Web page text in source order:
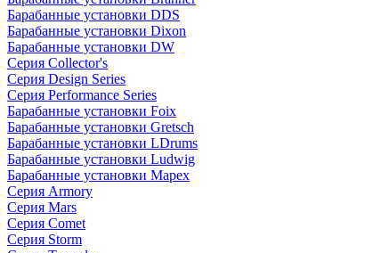
Барабанные установки DDS
Барабанные установки Dixon
Барабанные установки DW
Серия Collector's
Серия Design Series
Серия Performance Series
Барабанные установки Foix
Барабанные установки Gretsch
Барабанные установки LDrums
Барабанные установки Ludwig
Барабанные установки Mapex
Серия Armory
Серия Mars
Серия Comet
Серия Storm